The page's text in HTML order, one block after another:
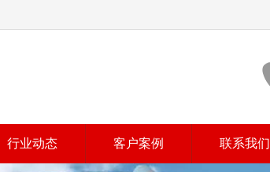
行业动态 客户案例 联系我们